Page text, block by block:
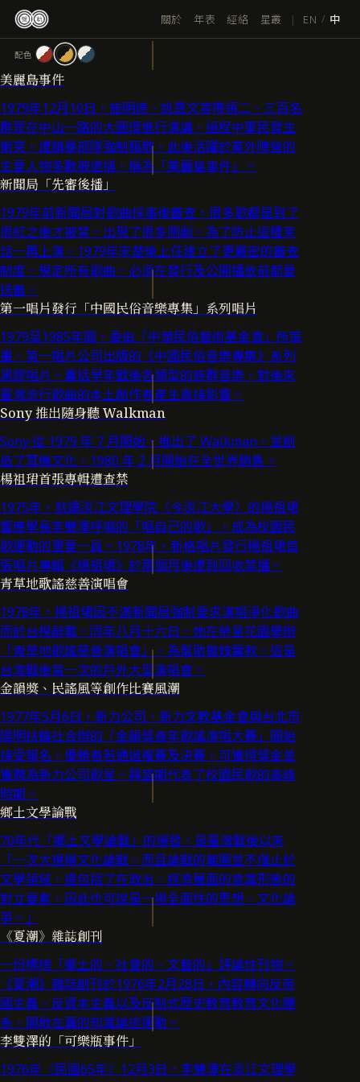
內
容
關於 年表 經絡 星叢 | EN / 中
配色
美麗島事件
1979年12月10日，施明德、姚嘉文等帶領二、三百名
群眾在中山一路的大圓環進行演講，過程中軍民發生
衝突，遭鎮暴部隊強制驅散，此後活躍於黨外陣營的
主要人物多數被逮捕，稱為「美麗島事件」。
新聞局「先審後播」
1979年前新聞局對歌曲採事後審查，很多歌都是到了
很紅之後才被禁，出現了很多鬧劇。為了防止這種笑
話一再上演，1979年宋楚瑜上任建立了更嚴密的審查
制度，規定所有歌曲，必須在發行及公開播放前都要
送審。
第一唱片發行「中國民俗音樂專集」系列唱片
1979至1985年間，委由「中華民俗藝術基金會」所策
畫、第一唱片公司出版的《中國民俗音樂專集》系列
黑膠唱片。囊括早年戰後各類型的族群音樂，對後來
臺灣流行歌曲的本土創作者產生直接影響。
Sony 推出隨身聽 Walkman
Sony 從 1979 年 7 月開始，推出了 Walkman，並創
造了耳機文化，1980 年 2 月開始在全世界銷售。
楊祖珺首張專輯遭查禁
1975年，就讀淡江文理學院（今淡江大學）的楊祖珺
響應學長李雙澤呼喊的「唱自己的歌」，成為校園民
歌運動的重要一員。1978年，新格唱片發行楊祖珺首
張唱片專輯《楊祖珺》於兩個月後遭到回收禁播。
青草地歌謠慈善演唱會
1978年，楊祖珺因不滿新聞局強制要求演唱淨化歌曲
而於台視辭職。同年八月十六日，她在榮星花園舉辦
「青草地歌謠慈善演唱會」，為幫助雛妓籌款。這是
台灣戰後第一次的戶外大型演唱會。
金韻獎、民謠風等創作比賽風潮
1977年5月6日，新力公司、新力文教基金會與台北市
陽明扶輪社合辦的「金韻獎青年歌謠演唱大賽」開始
接受報名，優勝者若通過複賽及決賽，可獲得獎金並
獲聘為新力公司歌星。興盛期代表了校園民歌的高峰
時期。
鄉土文學論戰
70年代「鄉土文學論戰」的爆發，是臺灣戰後以來
「一次大規模文化論戰。而且論戰的範圍並不僅止於
文學領域，還包括了在政治、經濟層面的意識形態的
對立要素，因此也可說是一場全面性的思想、文化論
爭。」
《夏潮》雜誌創刊
一份標榜「鄉土的、社會的、文藝的」評論性刊物。
《夏潮》雜誌創刊於1976年2月28日，內容轉向反帝
國主義、反資本主義以及反制式歷史教育教育文化體
系，開啟左翼的知識論述運動。
李雙澤的「可樂瓶事件」
1976年（民國65年）12月3日，李雙澤在淡江文理學